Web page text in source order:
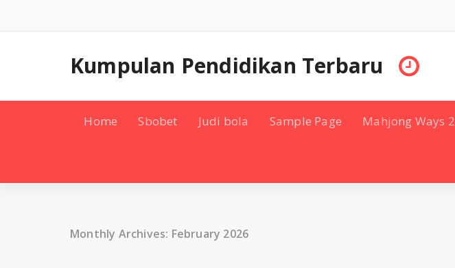
content
Kumpulan Pendidikan Terbaru
Home Sbobet Judi bola Sample Page Mahjong Ways 2
Monthly Archives: February 2026